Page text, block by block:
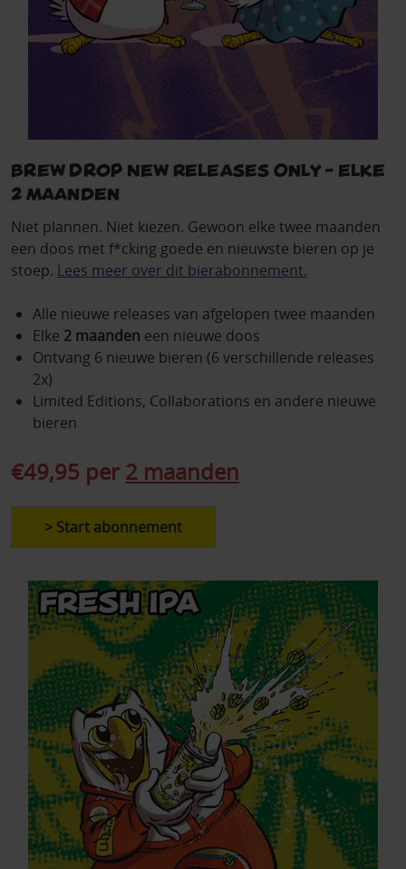
Brew Drop New Releases Only - elke
2 maanden
Niet plannen. Niet kiezen. Gewoon elke twee maanden
een doos met f*cking goede en nieuwste bieren op je
stoep. Lees meer over dit bierabonnement.
Alle nieuwe releases van afgelopen twee maanden
Elke 2 maanden een nieuwe doos
Ontvang 6 nieuwe bieren (6 verschillende releases
2x)
Limited Editions, Collaborations en andere nieuwe
bieren
€49,95 per 2 maanden
> Start abonnement